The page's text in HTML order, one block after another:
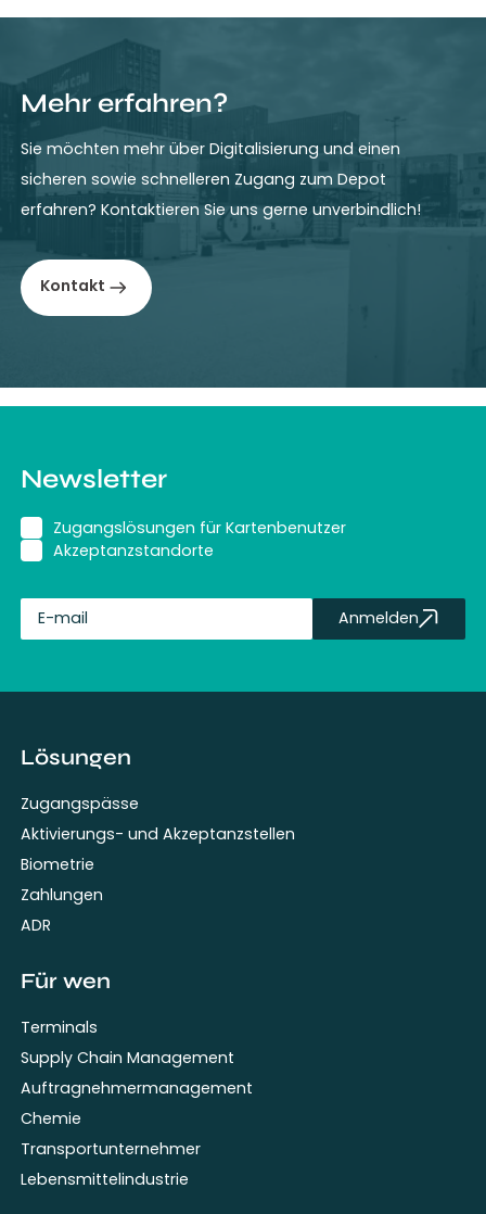
Mehr erfahren?
Sie möchten mehr über Digitalisierung und einen
sicheren sowie schnelleren Zugang zum Depot
erfahren? Kontaktieren Sie uns gerne unverbindlich!
Kontakt
Newsletter
Zugangslösungen für Kartenbenutzer
Akzeptanzstandorte
Anmelden
Lösungen
Zugangspässe
Aktivierungs- und Akzeptanzstellen
Biometrie
Zahlungen
ADR
Für wen
Terminals
Supply Chain Management
Auftragnehmermanagement
Chemie
Transportunternehmer
Lebensmittelindustrie